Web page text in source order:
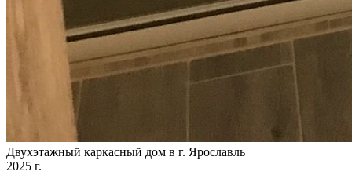
Двухэтажный каркасный дом в г. Ярославль
2025 г.